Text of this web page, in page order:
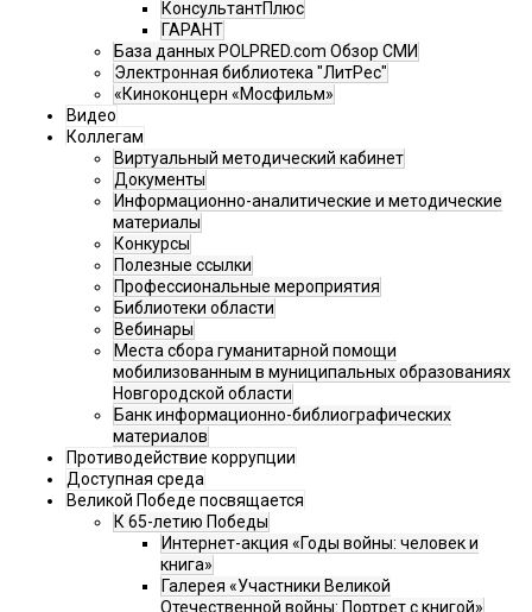
КонсультантПлюс
ГАРАНТ
База данных POLPRED.com Обзор СМИ
Электронная библиотека "ЛитРес"
«Киноконцерн «Мосфильм»
Видео
Коллегам
Виртуальный методический кабинет
Документы
Информационно-аналитические и методические
материалы
Конкурсы
Полезные ссылки
Профессиональные мероприятия
Библиотеки области
Вебинары
Места сбора гуманитарной помощи
мобилизованным в муниципальных образованиях
Новгородской области
Банк информационно-библиографических
материалов
Противодействие коррупции
Доступная среда
Великой Победе посвящается
К 65-летию Победы
Интернет-акция «Годы войны: человек и
книга»
Галерея «Участники Великой
Отечественной войны: Портрет с книгой»